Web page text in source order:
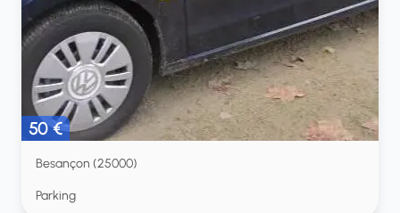
50 €
Besançon (25000)
Parking